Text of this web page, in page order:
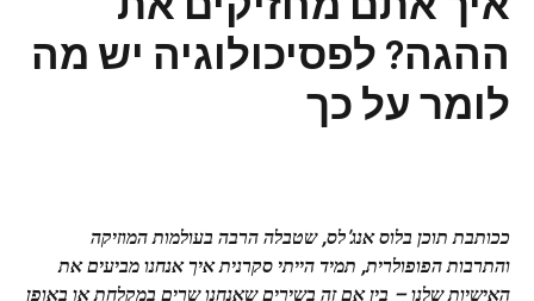
ההגה? לפסיכולוגיה יש מה
לומר על כך
ככותבת תוכן בלוס אנג'לס, שטבלה הרבה בעולמות המוזיקה
והתרבות הפופולרית, תמיד הייתי סקרנית איך אנחנו מביעים את
האישיות שלנו – בין אם זה בשירים שאנחנו שרים במקלחת או באופן